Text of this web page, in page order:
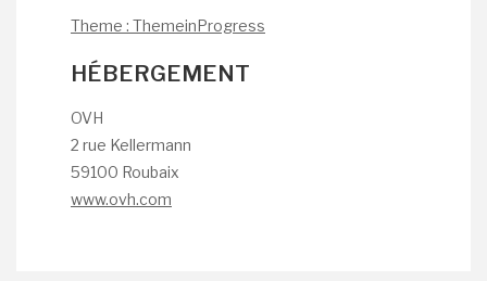
Theme : ThemeinProgress
HÉBERGEMENT
OVH
2 rue Kellermann
59100 Roubaix
www.ovh.com